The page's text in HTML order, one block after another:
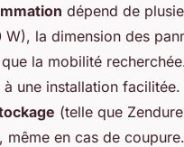
dépend de
la dimension des
la mobilité
une installation
(telle que
même en cas de coupure.